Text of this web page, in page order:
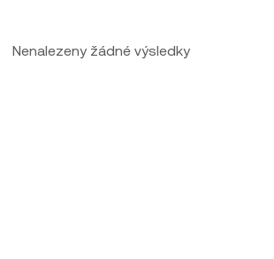
Nenalezeny žádné výsledky